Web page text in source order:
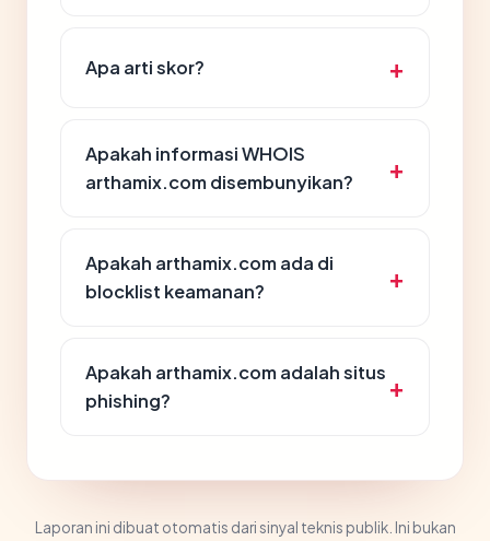
Apa arti skor?
Apakah informasi WHOIS
arthamix.com disembunyikan?
Apakah arthamix.com ada di
blocklist keamanan?
Apakah arthamix.com adalah situs
phishing?
Laporan ini dibuat otomatis dari sinyal teknis publik. Ini bukan